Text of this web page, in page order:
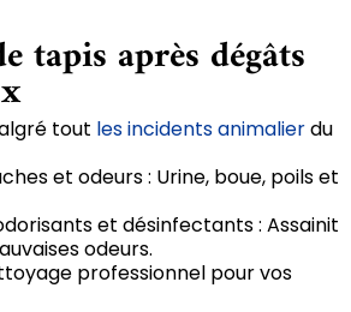
tapis après dégâts
tout les incidents animalierdu
et odeurs : Urine, boue, poils et
et désinfectants : Assainit
odeurs.
professionnel pour vos